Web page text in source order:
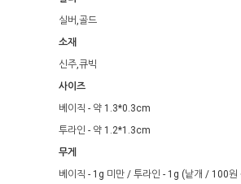
실버,골드
소재
신주,큐빅
사이즈
베이직 - 약 1.3*0.3cm
투라인 - 약 1.2*1.3cm
무게
베이직 - 1g 미만 / 투라인 - 1g (낱개 / 100원